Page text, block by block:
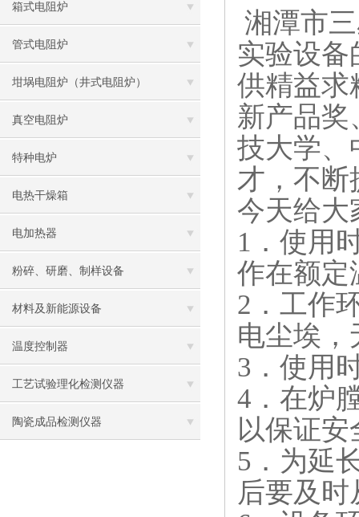
箱式电阻炉
管式电阻炉
坩埚电阻炉（井式电阻炉）
真空电阻炉
特种电炉
电热干燥箱
电加热器
粉碎、研磨、制样设备
材料及新能源设备
温度控制器
工艺试验理化检测仪器
陶瓷成品检测仪器
湘潭市
实验设
供精益求
新产品
技大学、
才，不断
今天给大
1．使用
作在额定
2．工作
电尘埃
3．使用
4．在炉
以保证
5．为延
后要及